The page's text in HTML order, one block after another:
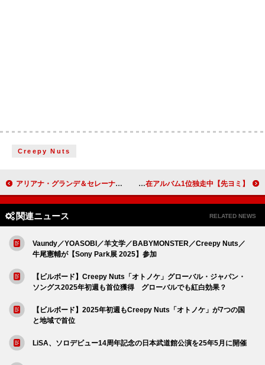
Creepy Nuts
アリアナ・グランデ＆セレーナ・ゴメス、【第78回英国アカデミー賞】で＜助演女優賞＞にノミネート 【先ヨミ】SixTONES『GOLD』37.6万枚で現在アルバム1位独走中
関連ニュース RELATED NEWS
Vaundy／YOASOBI／羊文学／BABYMONSTER／Creepy Nuts／
牛尾憲輔が【Sony Park展 2025】参加
【ビルボード】Creepy Nuts「オトノケ」グローバル・ジャパン・
ソングス2025年初週も首位獲得 グローバルでも紅白効果？
【ビルボード】2025年初週もCreepy Nuts「オトノケ」が7つの国
と地域で首位
LiSA、ソロデビュー14周年記念の日本武道館公演を25年5月に開催